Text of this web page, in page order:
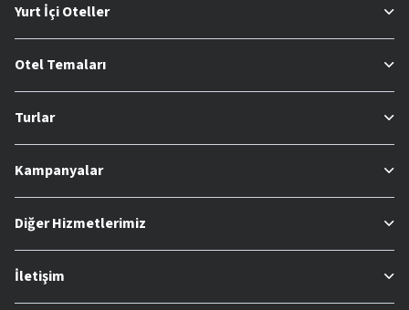
Yurt İçi Oteller
Otel Temaları
Turlar
Kampanyalar
Diğer Hizmetlerimiz
İletişim